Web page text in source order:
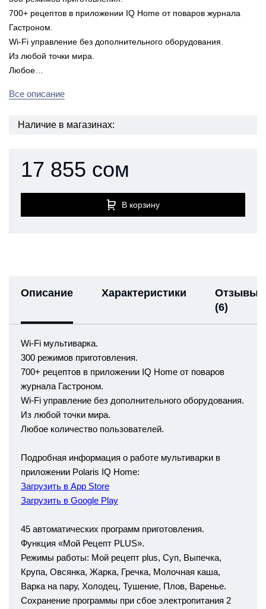
700+ рецептов в приложении IQ Home от поваров журнала
Гастроном.
Wi-Fi управление без дополнительного оборудования.
Из любой точки мира.
Любое…
Все описание
Наличие в магазинах:
17 855 сом
В корзину
Описание Характеристики
Отзывы
(6)
Wi-Fi мультиварка.
300 режимов приготовления.
700+ рецептов в приложении IQ Home от поваров
журнала Гастроном.
Wi-Fi управление без дополнительного оборудования.
Из любой точки мира.
Любое количество пользователей.
Подробная информация о работе мультиварки в
приложении Polaris IQ Home:
Загрузить в App Store
Загрузить в Google Play
45 автоматических программ приготовления.
Функция «Мой Рецепт PLUS».
Режимы работы: Мой рецепт plus, Суп, Выпечка,
Крупа, Овсянка, Жарка, Гречка, Молочная каша,
Варка на пару, Холодец, Тушение, Плов, Варенье.
Сохранение программы при сбое электропитания 2